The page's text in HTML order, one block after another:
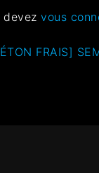
devezvous
FRAIS]